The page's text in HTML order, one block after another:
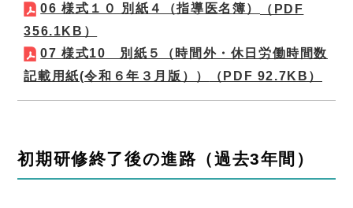
06 様式１０ 別紙４（指導医名簿）
（PDF
356.1KB）
07 様式10 別紙５（時間外・休日労働時間数
記載用紙(令和６年３月版））
（PDF 92.7KB）
初期研修終了後の進路（過去3年間）